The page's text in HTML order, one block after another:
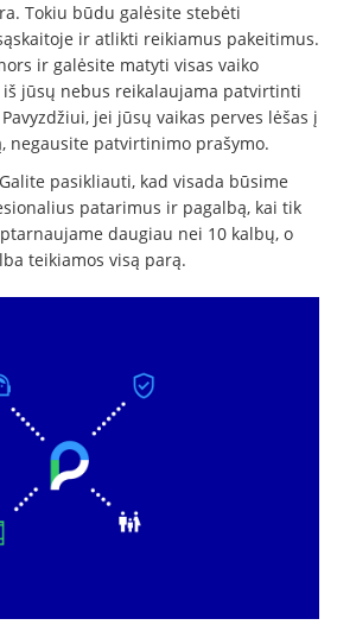
Tokiu būdu galėsite stebėti
ir atlikti reikiamus pakeitimus.
ir galėsite matyti visas vaiko
iš jūsų nebus reikalaujama patvirtinti
jei jūsų vaikas perves lėšas į
negausite patvirtinimo prašymo.
pasikliauti, kad visada būsime
patarimus ir pagalbą, kai tik
daugiau nei 10 kalbų, o
teikiamos visą parą.